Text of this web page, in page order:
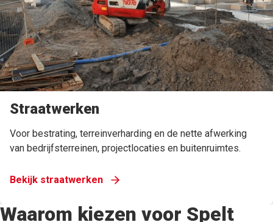
Straatwerken
Voor bestrating, terreinverharding en de nette afwerking
van bedrijfsterreinen, projectlocaties en buitenruimtes.
Bekijk straatwerken
Waarom kiezen voor Spelt